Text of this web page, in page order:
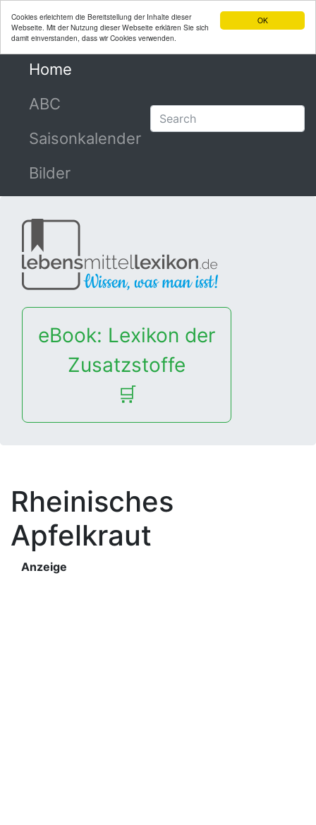
OK
Cookies erleichtern die Bereitstellung der Inhalte dieser
Webseite. Mit der Nutzung dieser Webseite erklären Sie sich
damit einverstanden, dass wir Cookies verwenden.
Home
ABC
Saisonkalender
Bilder
eBook: Lexikon der
Zusatzstoffe
🛒
Rheinisches
Apfelkraut
Anzeige